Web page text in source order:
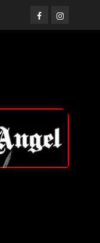
FacebookInstagram